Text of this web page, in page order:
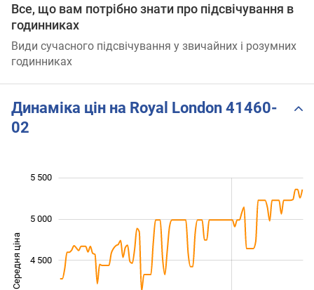
Все, що вам потрібно знати про підсвічування в
годинниках
Види сучасного підсвічування у звичайних і розумних
годинниках
Динаміка цін на Royal London 41460-
02
Середня ціна 3 000
4 500
5 000
5 500